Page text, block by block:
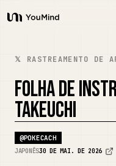
YouMind
Visão Geral
Casos de Uso
Habilidades
𝕏 RASTREAMENTO DE
FOLHA DE
TAKEUCHI
@POKECACH
JAPONÊS30 DE MAI. DE 2026